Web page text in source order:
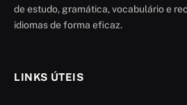
de estudo, gramática, vocabulário e
idiomas de forma eficaz.
LINKS ÚTEIS